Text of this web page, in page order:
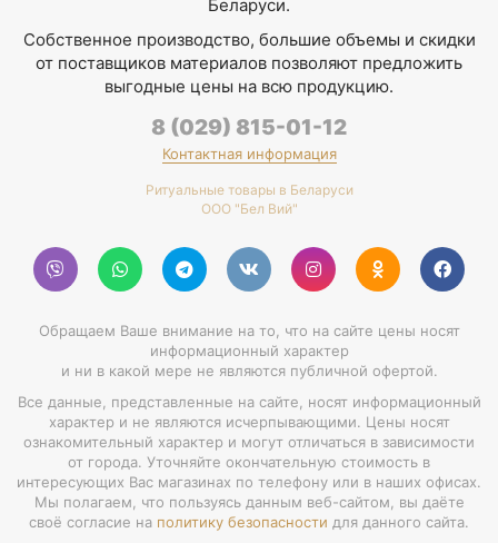
Беларуси.
Собственное производство, большие объемы и скидки
от поставщиков материалов позволяют предложить
выгодные цены на всю продукцию.
8 (029) 815-01-12
Контактная информация
Ритуальные товары в Беларуси
ООО "Бел Вий"
Обращаем Ваше внимание на то, что на сайте цены носят
информационный характер
и ни в какой мере не являются публичной офертой.
Все данные, представленные на сайте, носят информационный
характер и не являются исчерпывающими. Цены носят
ознакомительный характер и могут отличаться в зависимости
от города. Уточняйте окончательную стоимость в
интересующих Вас магазинах по телефону или в наших офисах.
Мы полагаем, что пользуясь данным веб-сайтом, вы даёте
своё согласие на политику безопасности для данного сайта.